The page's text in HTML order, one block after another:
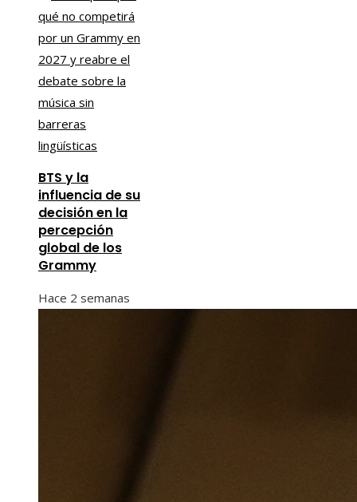
BTS y la
influencia de su
decisión en la
percepción
global de los
Grammy
Hace 2 semanas